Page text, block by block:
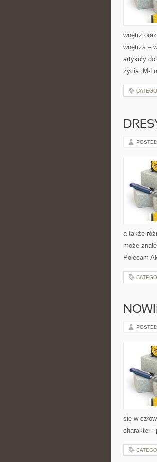
wnętrz
wnętrza –
artykuły
życia. M-
a także
może
Polecam
się w
charakter i